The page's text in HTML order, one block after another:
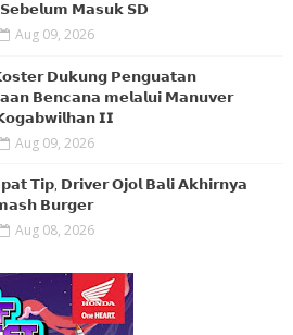
𝗠𝗮𝘀𝘂𝗸 𝗦𝗗
Aug 09, 2026
𝗗𝘂𝗸𝘂𝗻𝗴 𝗣𝗲𝗻𝗴𝘂𝗮𝘁𝗮𝗻
𝗕𝗲𝗻𝗰𝗮𝗻𝗮 𝗺𝗲𝗹𝗮𝗹𝘂𝗶 𝗠𝗮𝗻𝘂𝘃𝗲𝗿
𝗜𝗜
Aug 09, 2026
𝗧𝗶𝗽, 𝗗𝗿𝗶𝘃𝗲𝗿 𝗢𝗷𝗼𝗹 𝗕𝗮𝗹𝗶 𝗔𝗸𝗵𝗶𝗿𝗻𝘆𝗮
𝗕𝘂𝗿𝗴𝗲𝗿
Aug 08, 2026